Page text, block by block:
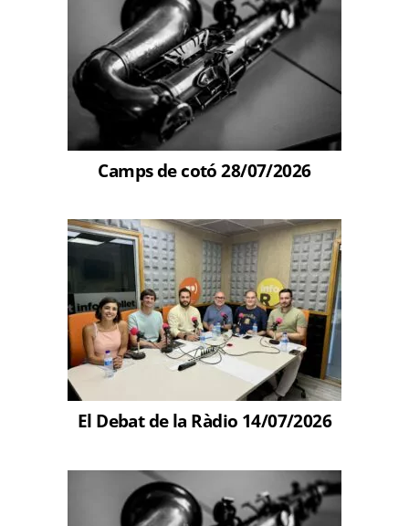
Camps de cotó 28/07/2026
El Debat de la Ràdio 14/07/2026